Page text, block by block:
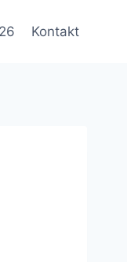
Kontakt